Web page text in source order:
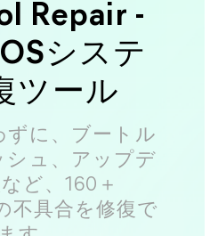
Repair -
システ
ツール
ずに、ブートル
シュ、アップデ
ど、160＋
不具合を修復で